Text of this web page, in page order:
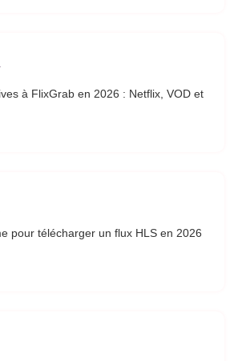
à FlixGrab en 2026 : Netflix, VOD et
pour télécharger un flux HLS en 2026